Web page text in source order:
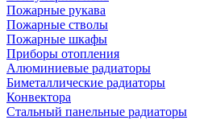
Пожарные рукава
Пожарные стволы
Пожарные шкафы
Приборы отопления
Алюминиевые радиаторы
Биметаллические радиаторы
Конвектора
Стальный панельные радиаторы